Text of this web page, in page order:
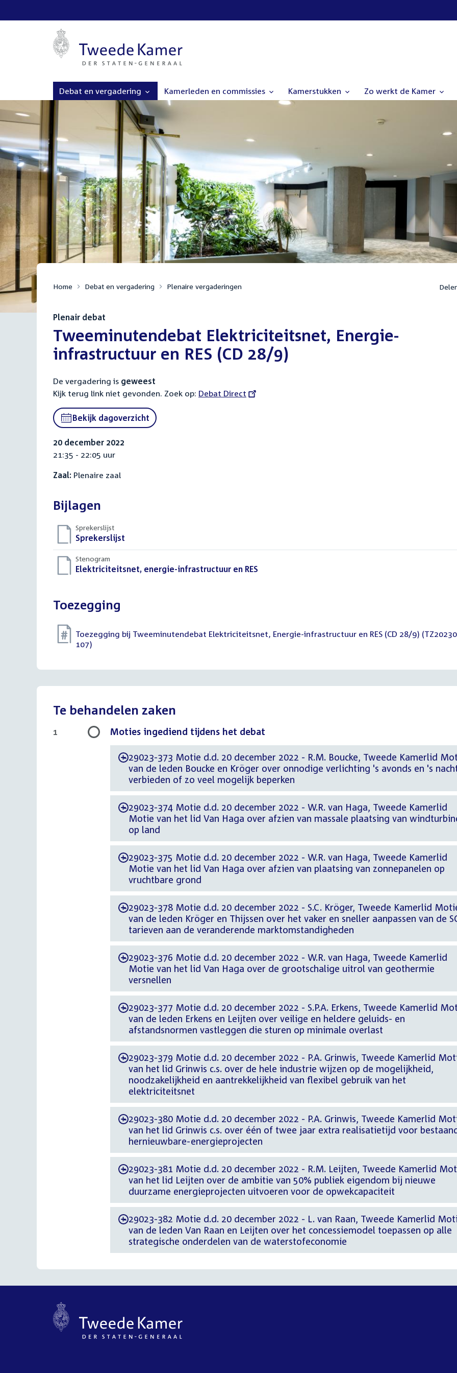
Debat en vergadering Kamerleden en commissies Kamerstukken Zo werkt de Kamer
Home Debat en vergadering Plenaire vergaderingen
Plenair debat
:Tweeminutendebat Elektriciteitsnet, Energie-
infrastructuur en RES (CD 28/9)
De vergadering is geweest
Kijk terug link niet gevonden. Zoek op: External
Debat Direct
Bekijk dagoverzicht
20 december 2022
21:35 - 22:05 uur
Zaal: Plenaire zaal
Bijlagen
Sprekerslijst
Download
bestand:
Sprekerslijst
Stenogram
Download
Elektriciteitsnet, energie-infrastructuur en RES
Toezegging
Toezegging bij Tweeminutendebat Elektriciteitsnet, Energie-infrastructuur en RES (CD 28/9)
107)
Te behandelen zaken
Moties ingediend tijdens het debat
-29023-373 Motie d.d. 20 december 2022 - R.M. Boucke, Tweede Kamerlid
van de leden Boucke en Kröger over onnodige verlichting 's avonds en 's
verbieden of zo veel mogelijk beperken
-29023-374 Motie d.d. 20 december 2022 - W.R. van Haga, Tweede Kamerlid
Motie van het lid Van Haga over afzien van massale plaatsing van
op land
-29023-375 Motie d.d. 20 december 2022 - W.R. van Haga, Tweede Kamerlid
Motie van het lid Van Haga over afzien van plaatsing van zonnepanelen op
vruchtbare grond
-29023-378 Motie d.d. 20 december 2022 - S.C. Kröger, Tweede Kamerlid
van de leden Kröger en Thijssen over het vaker en sneller aanpassen van de
tarieven aan de veranderende marktomstandigheden
-29023-376 Motie d.d. 20 december 2022 - W.R. van Haga, Tweede Kamerlid
Motie van het lid Van Haga over de grootschalige uitrol van geothermie
versnellen
-29023-377 Motie d.d. 20 december 2022 - S.P.A. Erkens, Tweede Kamerlid
van de leden Erkens en Leijten over veilige en heldere geluids- en
afstandsnormen vastleggen die sturen op minimale overlast
-29023-379 Motie d.d. 20 december 2022 - P.A. Grinwis, Tweede Kamerlid
van het lid Grinwis c.s. over de hele industrie wijzen op de mogelijkheid,
noodzakelijkheid en aantrekkelijkheid van flexibel gebruik van het
elektriciteitsnet
-29023-380 Motie d.d. 20 december 2022 - P.A. Grinwis, Tweede Kamerlid
van het lid Grinwis c.s. over één of twee jaar extra realisatietijd voor
hernieuwbare-energieprojecten
-29023-381 Motie d.d. 20 december 2022 - R.M. Leijten, Tweede Kamerlid
van het lid Leijten over de ambitie van 50% publiek eigendom bij nieuwe
duurzame energieprojecten uitvoeren voor de opwekcapaciteit
-29023-382 Motie d.d. 20 december 2022 - L. van Raan, Tweede Kamerlid
van de leden Van Raan en Leijten over het concessiemodel toepassen op alle
strategische onderdelen van de waterstofeconomie
1